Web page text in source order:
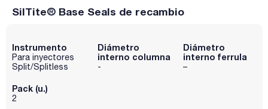
SilTite® Base Seals de recambio
Instrumento
Para inyectores
Split/Splitless
Diámetro
interno columna
-
Diámetro
interno ferrula
–
Pack (u.)
2